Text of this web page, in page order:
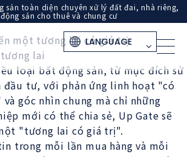
sản toàn diện chuyên xử lý đất đai, nhà riêng,
sản cho thuê và chung cư
một tương lai có giá trị
lai
loại bất động sản, từ mục đích sử
tư, với phản ứng linh hoạt "có
góc nhìn chung mà chỉ những
mới có thể chia sẻ, Up Gate sẽ
"tương lai có giá trị".
trong mỗi lần mua hàng và mỗi